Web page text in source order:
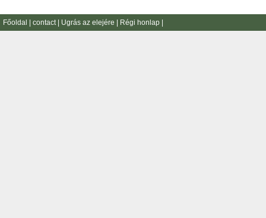
Főoldal | contact | Ugrás az elejére | Régi honlap |